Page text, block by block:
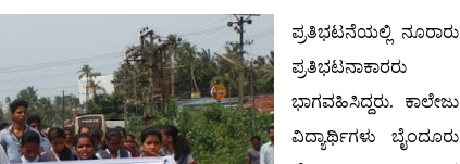
ಪ್ರತಿಭಟನೆಯಲ್ಲಿ ನೂರಾರು
ಪ್ರತಿಭಟನಾಕಾರರು
ಭಾಗವಹಿಸಿದ್ದರು. ಕಾಲೇಜು
ವಿದ್ಯಾರ್ಥಿಗಳು ಬೈಂದೂರು